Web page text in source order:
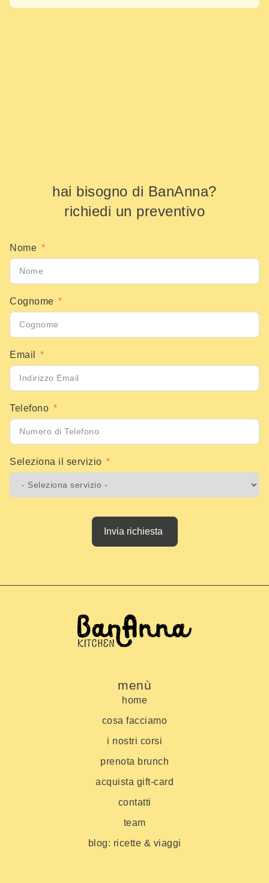
hai bisogno di BanAnna?
richiedi un preventivo
Nome
Cognome
Email
Telefono
Seleziona il servizio
Invia richiesta
menù
home
cosa facciamo
i nostri corsi
prenota brunch
acquista gift-card
contatti
team
blog: ricette & viaggi